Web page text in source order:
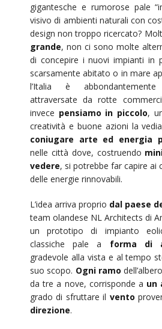
gigantesche e rumorose pale
visivo di ambienti naturali con
design non troppo ricercato?
grande, non ci sono molte
di concepire i nuovi impianti in
scarsamente abitato o in mare
l’Italia è
attraversate da rotte
invece pensiamo in piccolo,
creatività e buone azioni la
coniugare arte ed energia
nelle città dove, costruendo
vedere, si potrebbe far capire ai
delle energie rinnovabili.
L’idea arriva proprio dal paese
team olandese NL Architects di
un prototipo di impianto
classiche pale a forma di
gradevole alla vista e al tempo
suo scopo. Ogni ramo
da tre a nove, corrisponde a un
grado di sfruttare il vento
direzione.